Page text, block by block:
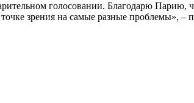
голосовании. Благодарю
зрения на самые разные проблемы», –